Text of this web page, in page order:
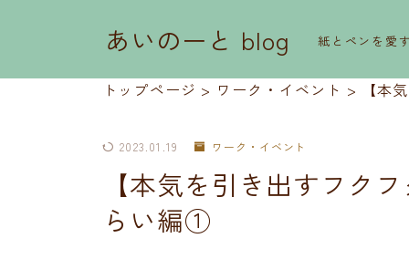
あいのーと blog 紙とペンを愛
トップページ > ワーク・イベント > 【本
2023.01.19 ワーク・イベント
【本気を引き出すフク
らい編①